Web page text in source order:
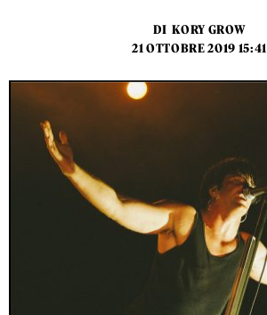
DI KORY GROW
21 OTTOBRE 2019 15:41